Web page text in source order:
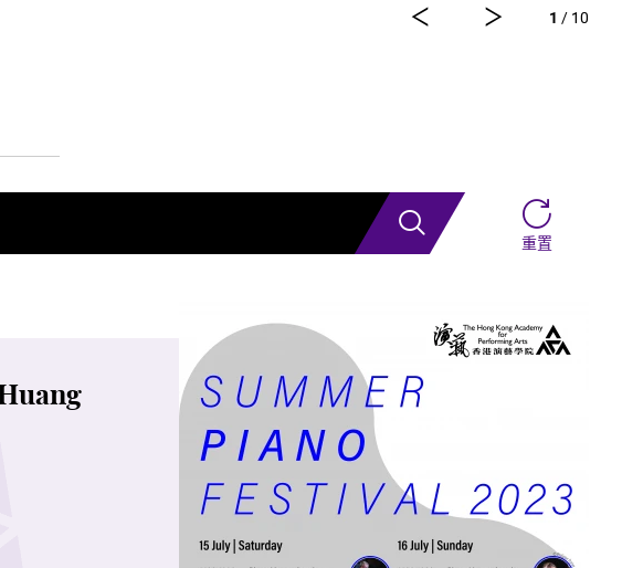
雪，多媒体设计胡天骥，灯光设计刘钊，造型设计徐彬，道具设计雷鹏1 / 10
搜索
重置